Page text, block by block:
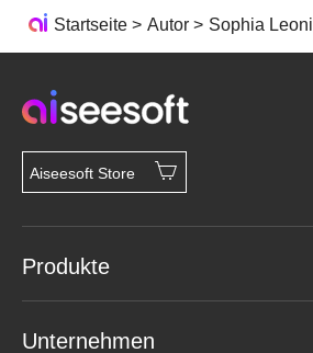
Startseite > Autor > Sophia Leoni
Aiseesoft Store
Produkte
Unternehmen